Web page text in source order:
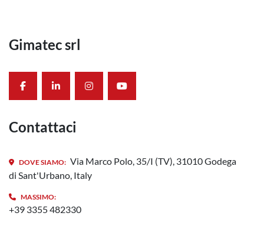
Gimatec srl
facebooklinkedininstagramyoutube
Contattaci
DOVE SIAMO: Via Marco Polo, 35/I (TV), 31010 Godega
di Sant'Urbano, Italy
MASSIMO:
+39 3355 482330